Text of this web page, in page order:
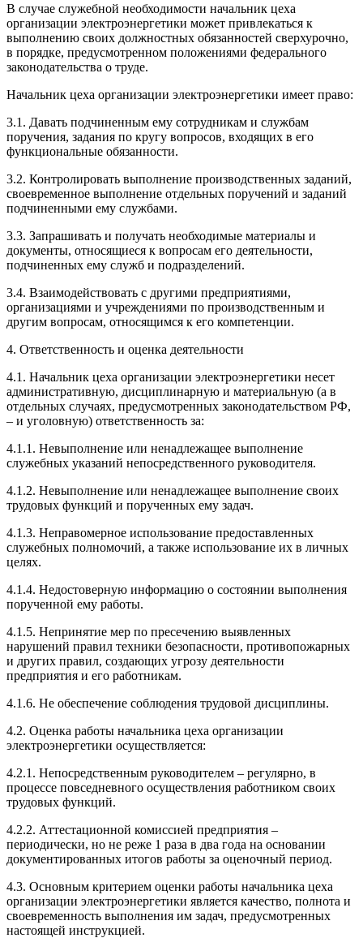
В случае служебной необходимости начальник цеха
организации электроэнергетики может привлекаться к
выполнению своих должностных обязанностей сверхурочно,
в порядке, предусмотренном положениями федерального
законодательства о труде.
Начальник цеха организации электроэнергетики имеет право:
3.1. Давать подчиненным ему сотрудникам и службам
поручения, задания по кругу вопросов, входящих в его
функциональные обязанности.
3.2. Контролировать выполнение производственных заданий,
своевременное выполнение отдельных поручений и заданий
подчиненными ему службами.
3.3. Запрашивать и получать необходимые материалы и
документы, относящиеся к вопросам его деятельности,
подчиненных ему служб и подразделений.
3.4. Взаимодействовать с другими предприятиями,
организациями и учреждениями по производственным и
другим вопросам, относящимся к его компетенции.
4. Ответственность и оценка деятельности
4.1. Начальник цеха организации электроэнергетики несет
административную, дисциплинарную и материальную (а в
отдельных случаях, предусмотренных законодательством РФ,
– и уголовную) ответственность за:
4.1.1. Невыполнение или ненадлежащее выполнение
служебных указаний непосредственного руководителя.
4.1.2. Невыполнение или ненадлежащее выполнение своих
трудовых функций и порученных ему задач.
4.1.3. Неправомерное использование предоставленных
служебных полномочий, а также использование их в личных
целях.
4.1.4. Недостоверную информацию о состоянии выполнения
порученной ему работы.
4.1.5. Непринятие мер по пресечению выявленных
нарушений правил техники безопасности, противопожарных
и других правил, создающих угрозу деятельности
предприятия и его работникам.
4.1.6. Не обеспечение соблюдения трудовой дисциплины.
4.2. Оценка работы начальника цеха организации
электроэнергетики осуществляется:
4.2.1. Непосредственным руководителем – регулярно, в
процессе повседневного осуществления работником своих
трудовых функций.
4.2.2. Аттестационной комиссией предприятия –
периодически, но не реже 1 раза в два года на основании
документированных итогов работы за оценочный период.
4.3. Основным критерием оценки работы начальника цеха
организации электроэнергетики является качество, полнота и
своевременность выполнения им задач, предусмотренных
настоящей инструкцией.